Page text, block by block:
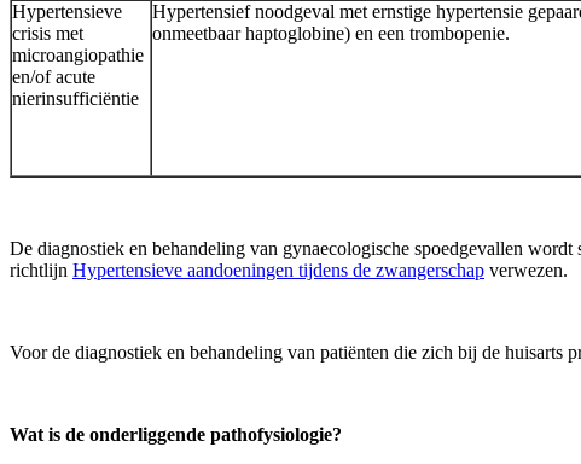
Hypertensieve
crisis met
microangiopathie
en/of acute
nierinsufficiëntie
Hypertensief noodgeval met ernstige hypertensie
onmeetbaar haptoglobine) en een trombopenie.
De diagnostiek en behandeling van gynaecologische spoedgevallen
richtlijn Hypertensieve aandoeningen tijdens de zwangerschap verwezen.
Voor de diagnostiek en behandeling van patiënten die zich bij de huisarts
Wat is de onderliggende pathofysiologie?